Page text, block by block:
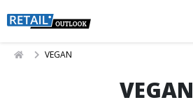
VEGAN
VEGAN